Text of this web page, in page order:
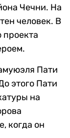
Чечни. На
человек. В
Пати
этого Пати
на
когда он